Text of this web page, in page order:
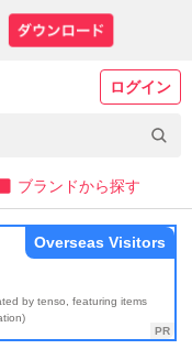
ログイン
ブランドから探す
by tenso, featuring items
Overseas Visitors